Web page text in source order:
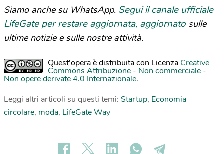
Siamo anche su WhatsApp. Segui il canale ufficiale
LifeGate per restare aggiornata, aggiornato sulle
ultime notizie e sulle nostre attività.
Quest'opera è distribuita con Licenza Creative
Commons Attribuzione - Non commerciale -
Non opere derivate 4.0 Internazionale.
Leggi altri articoli su questi temi: Startup, Economia
circolare, moda, LifeGate Way